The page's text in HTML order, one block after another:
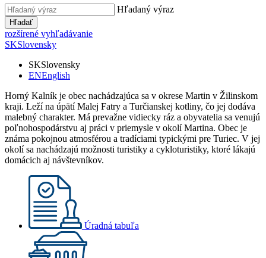
Hľadaný výraz
Hľadať
rozšírené vyhľadávanie
SKSlovensky
SKSlovensky
ENEnglish
Horný Kalník je obec nachádzajúca sa v okrese Martin v Žilinskom
kraji. Leží na úpätí Malej Fatry a Turčianskej kotliny, čo jej dodáva
malebný charakter. Má prevažne vidiecky ráz a obyvatelia sa venujú
poľnohospodárstvu aj práci v priemysle v okolí Martina. Obec je
známa pokojnou atmosférou a tradíciami typickými pre Turiec. V jej
okolí sa nachádzajú možnosti turistiky a cykloturistiky, ktoré lákajú
domácich aj návštevníkov.
Úradná tabuľa